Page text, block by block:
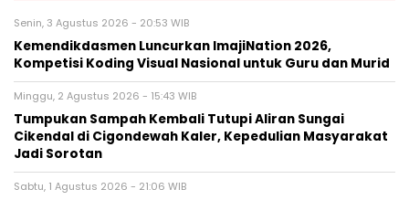
Senin, 3 Agustus 2026 - 20:53 WIB
Kemendikdasmen Luncurkan ImajiNation 2026,
Kompetisi Koding Visual Nasional untuk Guru dan Murid
Minggu, 2 Agustus 2026 - 15:43 WIB
Tumpukan Sampah Kembali Tutupi Aliran Sungai
Cikendal di Cigondewah Kaler, Kepedulian Masyarakat
Jadi Sorotan
Sabtu, 1 Agustus 2026 - 21:06 WIB